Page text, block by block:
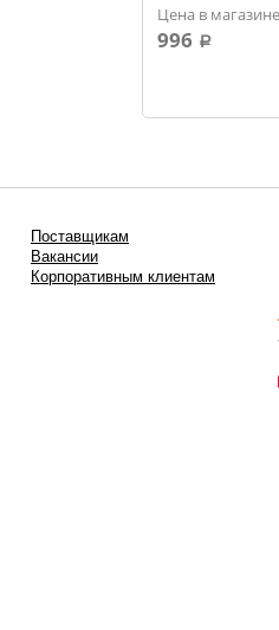
Цена в
996 a
Поставщикам
Вакансии
Корпоративным клиентам